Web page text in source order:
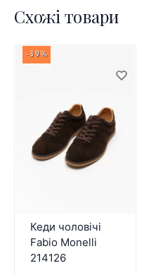
Схожі товари
-39%
Кеди чоловічі
Fabio Monelli
214126